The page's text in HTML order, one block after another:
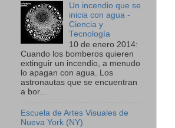
Un incendio que se
inicia con agua -
Ciencia y
Tecnología
10 de enero 2014:
Cuando los bomberos quieren
extinguir un incendio, a menudo
lo apagan con agua. Los
astronautas que se encuentran
a bor...
Escuela de Artes Visuales de
Nueva York (NY)